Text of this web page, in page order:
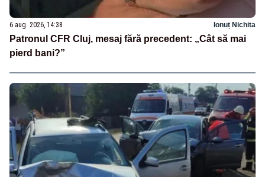
6 aug. 2026, 14:38 Ionuț Nichita
Patronul CFR Cluj, mesaj fără precedent: „Cât să mai
pierd bani?”